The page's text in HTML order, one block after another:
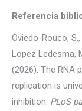
Referencia
Oviedo-Rouco,
Lopez Ledesma,
(2026). The RNA
replication is
inhibition. PLoS